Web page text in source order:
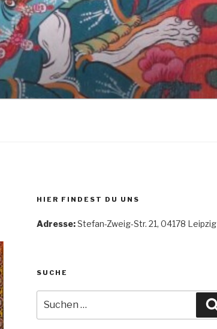
HIER FINDEST DU UNS
Adresse:Stefan-Zweig-Str. 21, 04178 Leipzig
SUCHE
nach: